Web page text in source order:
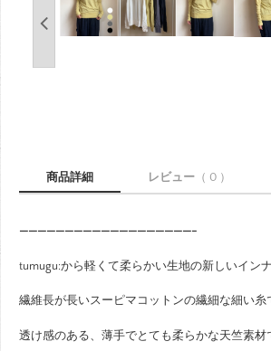
商品詳細 レビュー （ 0 ）
———————————————————-
tumugu:から軽くて柔らかい生地の新しいイン
繊維長が長いスーピマコットンの繊細な細い糸
透け感のある、薄手でとても柔らかな天竺素材